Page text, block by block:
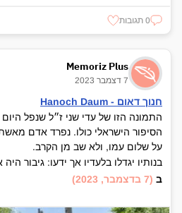
0 תגובות
Memoriz Plus
7 דצמבר 2023
חנוך דאום - Hanoch Daum
התמונה הזו של עדי שני ז״ל שנפל
הסיפור הישראלי כולו. נפרד אדם מאשתו
על שלום עמו, ולא שב מן הקרב.
בנותיו יגדלו בלעדיו אך ידעו: גיבור היה
ב (7 בדצמבר, 2023)